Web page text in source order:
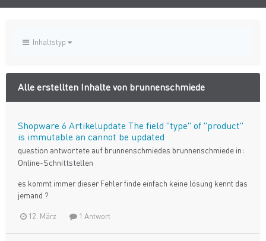
Inhaltstyp
Alle erstellten Inhalte von brunnenschmiede
Shopware 6 Artikelupdate The field "type" of "product"
is immutable an cannot be updated
question antwortete auf brunnenschmiedes brunnenschmiede in:
Online-Schnittstellen
es kommt immer dieser Fehler finde einfach keine lösung kennt das
jemand ?
12. März 1 Antwort